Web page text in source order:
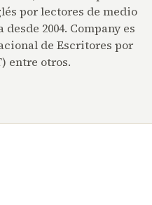
por lectores de medio
2004. Company es
de Escritores por
entre otros.